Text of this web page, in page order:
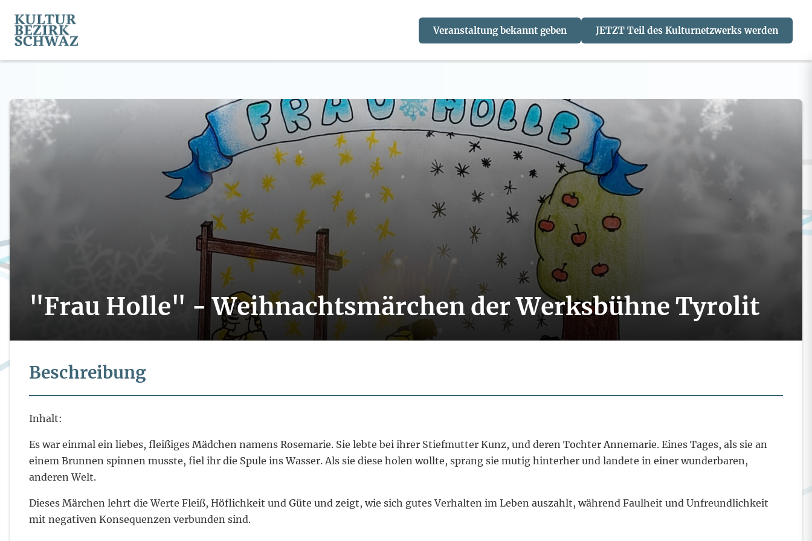
Veranstaltung bekannt geben JETZT Teil des Kulturnetzwerks werden
"Frau Holle" - Weihnachtsmärchen der Werksbühne Tyrolit
Beschreibung
Inhalt:
Es war einmal ein liebes, fleißiges Mädchen namens Rosemarie. Sie lebte bei ihrer Stiefmutter Kunz, und deren Tochter Annemarie. Eines Tages, als sie an
einem Brunnen spinnen musste, fiel ihr die Spule ins Wasser. Als sie diese holen wollte, sprang sie mutig hinterher und landete in einer wunderbaren,
anderen Welt.
Dieses Märchen lehrt die Werte Fleiß, Höflichkeit und Güte und zeigt, wie sich gutes Verhalten im Leben auszahlt, während Faulheit und Unfreundlichkeit
mit negativen Konsequenzen verbunden sind.